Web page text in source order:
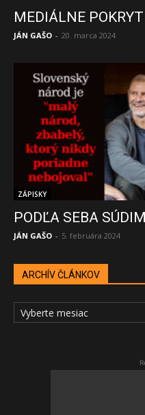
MEDIÁLNE
JÁN GAŠO - 20. marca 2024
ZÁPISKY
PODĽA SEBA
JÁN GAŠO - 5. februára 2024
ARCHÍV ČLÁNKOV
ARCHÍV
ČLÁNKOV